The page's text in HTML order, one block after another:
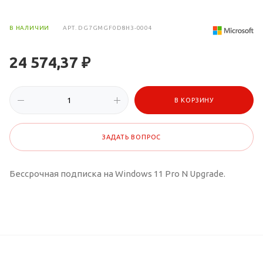
В НАЛИЧИИ АРТ. DG7GMGF0D8H3-0004
24 574,37 ₽
В КОРЗИНУ
ЗАДАТЬ ВОПРОС
Бессрочная подписка на Windows 11 Pro N Upgrade.